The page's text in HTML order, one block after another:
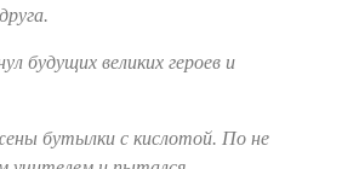
будущих великих героев и
бутылки с кислотой. По не